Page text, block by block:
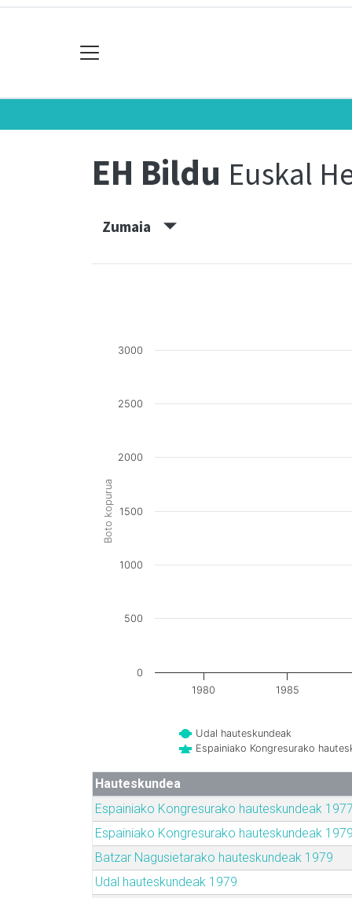
EH Bildu Euskal
Zumaia
Boto kopurua
Udal hauteskundeak
Espainiako Kongresurako
1980 1985
0
500
1000
1500
2000
2500
3000
Hauteskundea
Espainiako Kongresurako hauteskundeak 1977
Espainiako Kongresurako hauteskundeak 1979
Batzar Nagusietarako hauteskundeak 1979
Udal hauteskundeak 1979